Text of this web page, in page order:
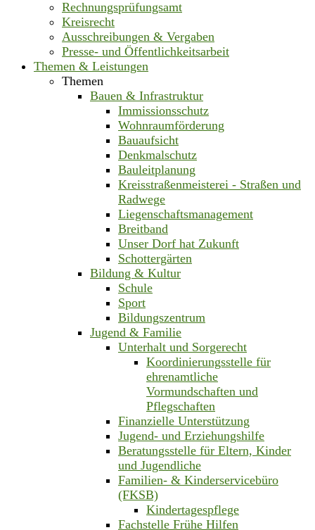
Rechnungsprüfungsamt
Kreisrecht
Ausschreibungen & Vergaben
Presse- und Öffentlichkeitsarbeit
Themen & Leistungen
Themen
Bauen & Infrastruktur
Immissionsschutz
Wohnraumförderung
Bauaufsicht
Denkmalschutz
Bauleitplanung
Kreisstraßenmeisterei - Straßen und
Radwege
Liegenschaftsmanagement
Breitband
Unser Dorf hat Zukunft
Schottergärten
Bildung & Kultur
Schule
Sport
Bildungszentrum
Jugend & Familie
Unterhalt und Sorgerecht
Koordinierungsstelle für
ehrenamtliche
Vormundschaften und
Pflegschaften
Finanzielle Unterstützung
Jugend- und Erziehungshilfe
Beratungsstelle für Eltern, Kinder
und Jugendliche
Familien- & Kinderservicebüro
(FKSB)
Kindertagespflege
Fachstelle Frühe Hilfen